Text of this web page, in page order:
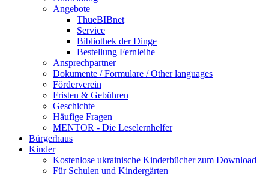
Angebote
ThueBIBnet
Service
Bibliothek der Dinge
Bestellung Fernleihe
Ansprechpartner
Dokumente / Formulare / Other languages
Förderverein
Fristen & Gebühren
Geschichte
Häufige Fragen
MENTOR - Die Leselernhelfer
Bürgerhaus
Kinder
Kostenlose ukrainische Kinderbücher zum Download
Für Schulen und Kindergärten